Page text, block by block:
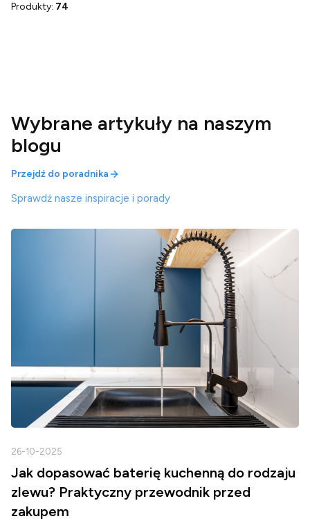
Produkty: 74
Wybrane artykuły na naszym
blogu
Przejdź do poradnika
Sprawdź nasze inspiracje i porady
26-10-2025
Jak dopasować baterię kuchenną do rodzaju
zlewu? Praktyczny przewodnik przed
zakupem